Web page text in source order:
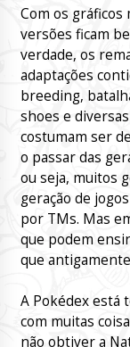
Com os
versões ficam
verdade, os
adaptações
breeding,
shoes e
costumam ser
o passar das
ou seja, muitos
geração de
por TMs. Mas
que podem
que
A Pokédex está
com muitas
não obtiver a